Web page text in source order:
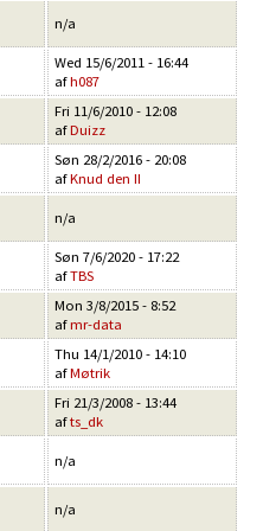
n/a
Wed 15/6/2011 - 16:44
afh087
Fri 11/6/2010 - 12:08
afDuizz
Søn 28/2/2016 - 20:08
afKnud den II
n/a
Søn 7/6/2020 - 17:22
afTBS
Mon 3/8/2015 - 8:52
afmr-data
Thu 14/1/2010 - 14:10
afMøtrik
Fri 21/3/2008 - 13:44
afts_dk
n/a
n/a